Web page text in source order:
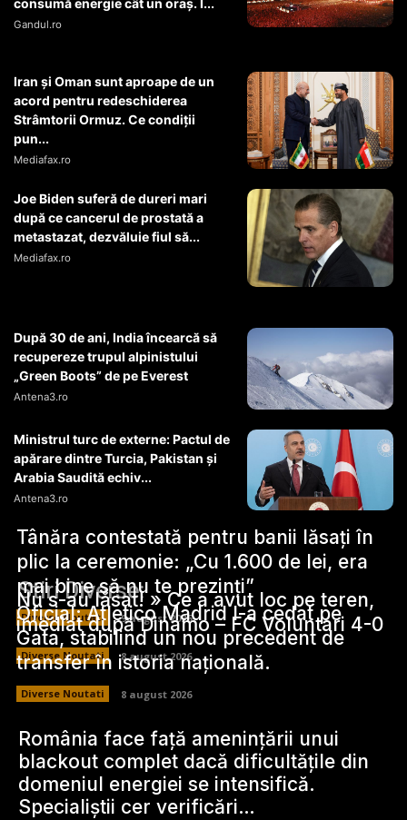
consumă energie cât un oraș. Î...
Gandul.ro
Iran și Oman sunt aproape de un
acord pentru redeschiderea
Strâmtorii Ormuz. Ce condiții
pun...
Mediafax.ro
Joe Biden suferă de dureri mari
după ce cancerul de prostată a
metastazat, dezvăluie fiul să...
Mediafax.ro
După 30 de ani, India încearcă să
recupereze trupul alpinistului
„Green Boots” de pe Everest
Antena3.ro
Ministrul turc de externe: Pactul de
apărare dintre Turcia, Pakistan şi
Arabia Saudită echiv...
Antena3.ro
Stiri Diverse:
Tânăra contestată pentru banii lăsați în
plic la ceremonie: „Cu 1.600 de lei, era
mai bine să nu te prezinți”
Diverse Noutati 9 august 2026
Nu s-au lăsat! » Ce a avut loc pe teren,
imediat după Dinamo – FC Voluntari 4-0
Diverse Noutati 8 august 2026
Oficial: Atletico Madrid l-a cedat pe
Gata, stabilind un nou precedent de
transfer în istoria națională.
Diverse Noutati 8 august 2026
România face față amenințării unui
blackout complet dacă dificultățile din
domeniul energiei se intensifică.
Specialiștii cer verificări…